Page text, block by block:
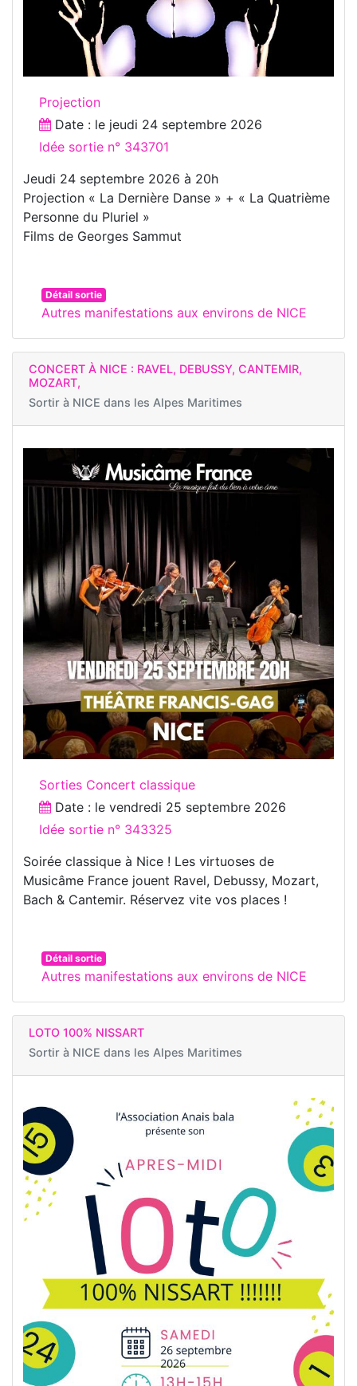
Projection
Date : le jeudi 24 septembre 2026
Idée sortie n° 343701
Jeudi 24 septembre 2026 à 20h
Projection « La Dernière Danse » + « La Quatrième
Personne du Pluriel »
Films de Georges Sammut
Détail sortie
Autres manifestations aux environs de NICE
CONCERT À NICE : RAVEL, DEBUSSY, CANTEMIR,
MOZART,
Sortir à NICE dans les Alpes Maritimes
Sorties Concert classique
Date : le vendredi 25 septembre 2026
Idée sortie n° 343325
Soirée classique à Nice ! Les virtuoses de
Musicâme France jouent Ravel, Debussy, Mozart,
Bach & Cantemir. Réservez vite vos places !
Détail sortie
Autres manifestations aux environs de NICE
LOTO 100% NISSART
Sortir à NICE dans les Alpes Maritimes